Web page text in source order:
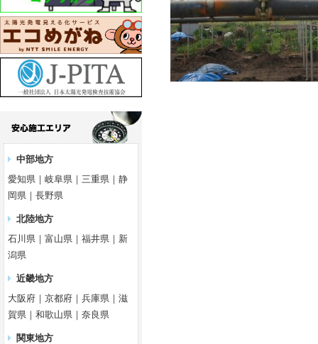
中部地方
愛知県｜岐阜県｜三重県｜静
岡県｜長野県
北陸地方
石川県｜富山県｜福井県｜新
潟県
近畿地方
大阪府｜京都府｜兵庫県｜滋
賀県｜和歌山県｜奈良県
関東地方